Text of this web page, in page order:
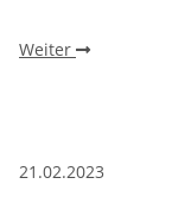
Weiter
21.02.2023